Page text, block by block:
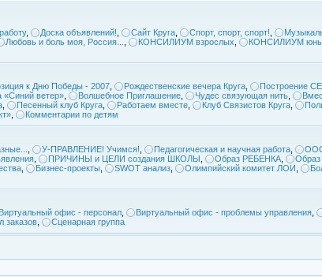
, Доска объявлений! Сайт Круга Спорт, спорт, спорт!
Любовь и боль моя, Россия... КОНСИЛИУМ взрослых КОНСИЛИУМ
к Дню Победы - 2007 Рождественские вечера Круга Построение
«Синий ветер» Волшебное Приглашение Чудес связующая нить
Песенный клуб Круга Работаем вместе Клуб Связистов Круга
Комментарии по детям
У-ПРАВЛЕНИЕ! Учимся! Педагогическая и научная работа
ПРИЧИНЫ и ЦЕЛИ создания ШКОЛЫ Образ РЕБЕНКА
Бизнес-проекты SWOT анализ Олимпийский комитет ЛОИ
Виртуальный офис - персонал Виртуальный офис - проблемы управления
заказов Сценарная группа